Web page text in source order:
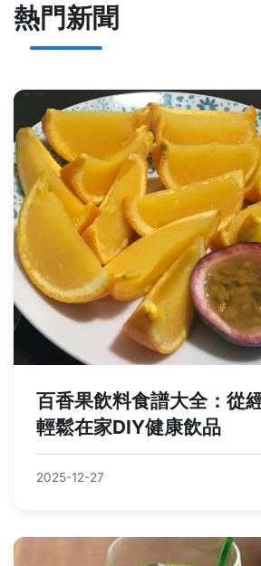
熱門新聞
百香果飲料食譜大全：從
輕鬆在家DIY健康飲品
2025-12-27